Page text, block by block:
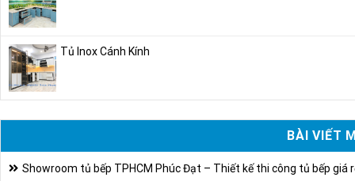
Tủ Inox Cánh Kính
BÀI VIẾT
Showroom tủ bếp TPHCM Phúc Đạt – Thiết kế thi công tủ bếp giá